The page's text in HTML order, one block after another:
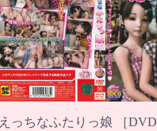
えっちなふたりっ娘 ［DVD